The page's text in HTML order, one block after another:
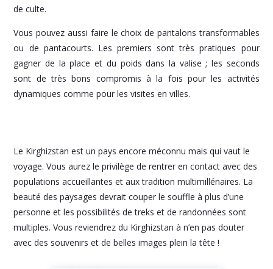
de culte.
Vous pouvez aussi faire le choix de pantalons transformables
ou de pantacourts. Les premiers sont très pratiques pour
gagner de la place et du poids dans la valise ; les seconds
sont de très bons compromis à la fois pour les activités
dynamiques comme pour les visites en villes.
Le Kirghizstan est un pays encore méconnu mais qui vaut le
voyage. Vous aurez le privilège de rentrer en contact avec des
populations accueillantes et aux tradition multimillénaires. La
beauté des paysages devrait couper le souffle à plus d’une
personne et les possibilités de treks et de randonnées sont
multiples. Vous reviendrez du Kirghizstan à n’en pas douter
avec des souvenirs et de belles images plein la tête !